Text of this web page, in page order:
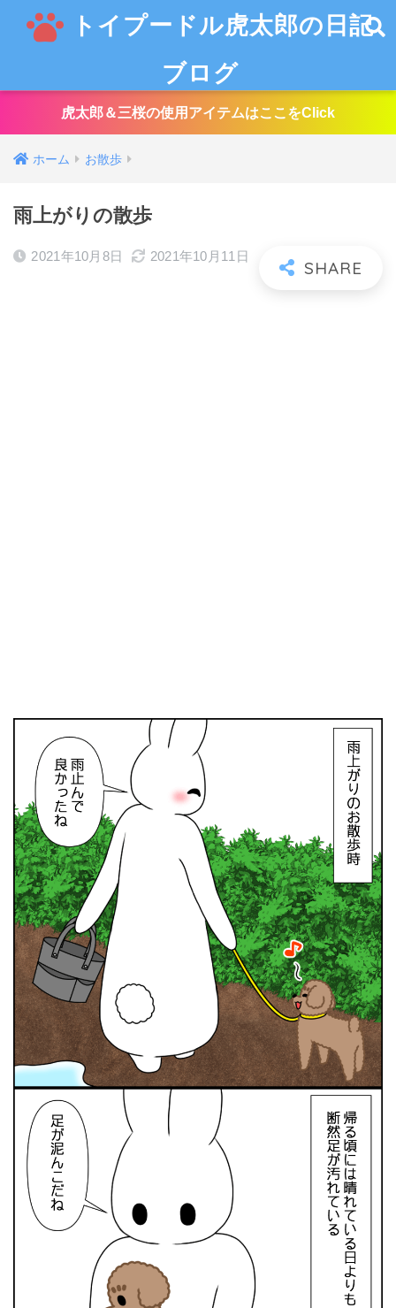
トイプードル虎太郎の日記
ブログ
虎太郎＆三桜の使用アイテムはここをClick
ホーム お散歩
雨上がりの散歩
2021年10月8日 2021年10月11日